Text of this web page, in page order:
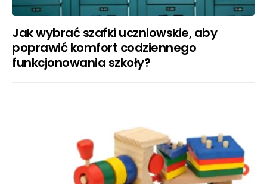
Jak wybrać szafki uczniowskie, aby
poprawić komfort codziennego
funkcjonowania szkoły?